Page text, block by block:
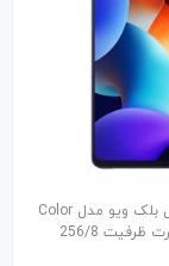
گوشی موبایل بلک ویو مدل Color
8 دو سیم کارت ظرفیت 256/8